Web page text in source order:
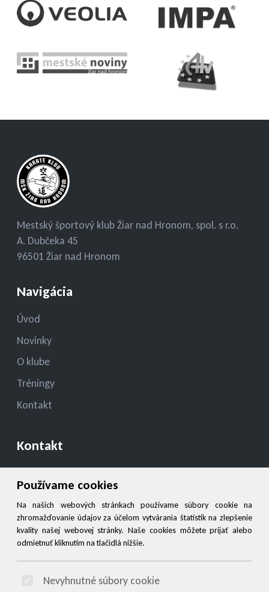
Používame cookies
Na našich webových stránkach používame súbory cookie na
zhromažďovanie údajov za účelom vytvárania štatistík na zlepšenie
kvality našej webovej stránky. Naše cookies môžete prijať alebo
odmietnuť kliknutím na tlačidlá nižšie.
Nevyhnutné súbory cookie
Mestský športový klub Žiar nad Hronom, spol. s r.o.
A. Dubčeka 45
96501 Žiar nad Hronom
Navigácia
Úvod
Novinky
O klube
Tréningy
Kontakt
Kontakt
Social
Facebook